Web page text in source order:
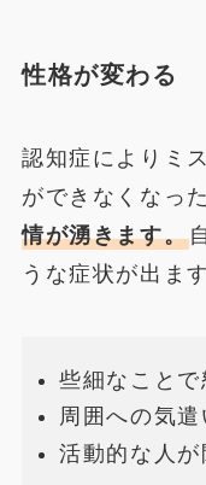
性格が変わる
認知症によりミ
ができなくなっ
情が湧きます。
うな症状が出ます
些細なこと
周囲への気
活動的な人